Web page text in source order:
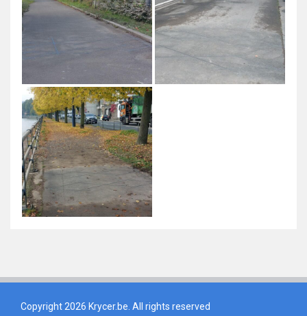
Copyright 2026 Krycer.be. All rights reserved